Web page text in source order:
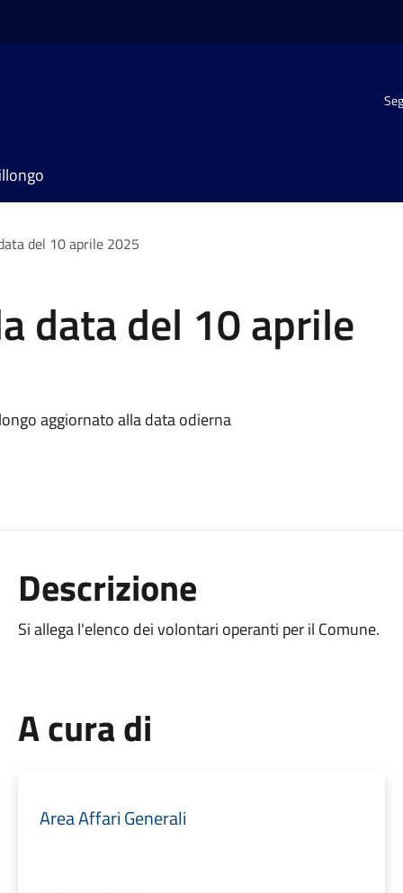
del 10 aprile 2025
data del 10 aprile
aggiornato alla data odierna
Descrizione
Si allega l'elenco dei volontari operanti per il Comune.
A cura di
Area Affari Generali